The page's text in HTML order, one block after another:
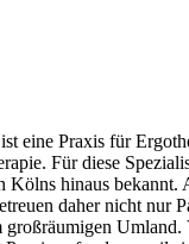
eine Praxis für
Für diese
Kölns hinaus bekannt.
daher nicht nur
großräumigen